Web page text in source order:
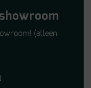
(alleen